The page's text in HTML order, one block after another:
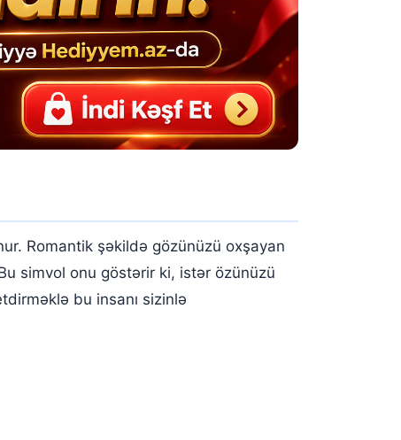
Romantik şəkildə gözünüzü oxşayan
simvol onu göstərir ki, istər özünüzü
bu insanı sizinlə